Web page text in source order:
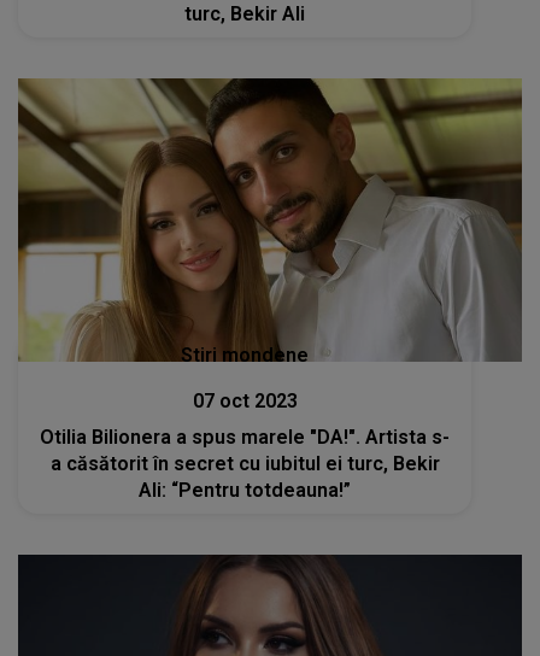
turc, Bekir Ali
Stiri mondene
07 oct 2023
Otilia Bilionera a spus marele "DA!". Artista s-
a căsătorit în secret cu iubitul ei turc, Bekir
Ali: “Pentru totdeauna!”